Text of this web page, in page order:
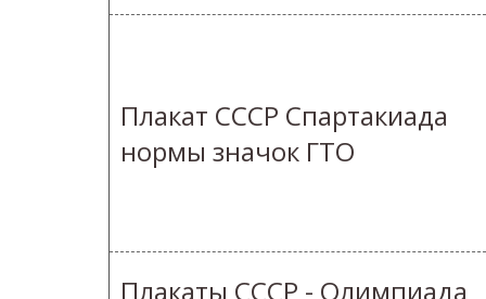
Плакат СССР Спартакиада
нормы значок ГТО
Плакаты СССР - Олимпиада